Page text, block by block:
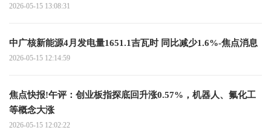
2026-05-15 13:08:31
中广核新能源4月发电量1651.1吉瓦时 同比减少1.6%-焦点消息
2026-05-15 12:14:59
焦点快报!午评：创业板指探底回升涨0.57%，机器人、氟化工
等概念大涨
2026-05-15 12:02:22